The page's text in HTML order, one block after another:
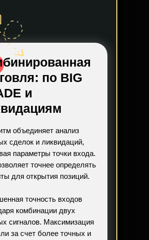
объединяет анализ
сделок и ликвидаций,
параметры точки входа.
точнее определять
для открытия позиций.
точность входов
комбинации двух
сигналов. Максимизация
за счет более точных и
по BIG
и